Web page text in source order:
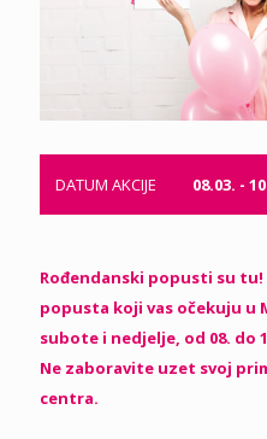
DATUM AKCIJE 08.03. -
Rođendanski popusti su
popusta koji vas očekuju u
subote i nedjelje, od 08. do
Ne zaboravite uzet svoj
centra.